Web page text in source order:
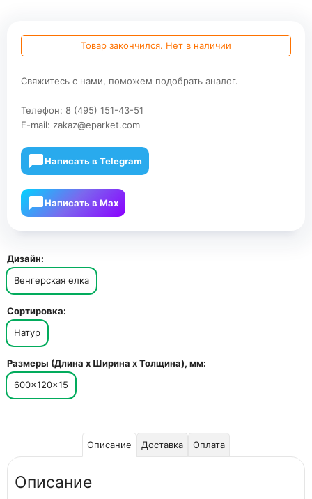
Товар закончился. Нет в наличии
Свяжитесь с нами, поможем подобрать аналог.
Телефон: 8 (495) 151-43-51
E-mail: zakaz@eparket.com
Написать в Telegram
Написать в Мах
Дизайн:
Венгерская елка
Сортировка:
Натур
Размеры (Длина х Ширина х Толщина), мм:
600×120×15
Описание Доставка Оплата
Описание